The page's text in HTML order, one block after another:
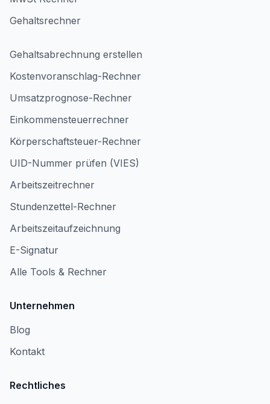
Gehaltsrechner
Gehaltsabrechnung erstellen
Kostenvoranschlag-Rechner
Umsatzprognose-Rechner
Einkommensteuerrechner
Körperschaftsteuer-Rechner
UID-Nummer prüfen (VIES)
Arbeitszeitrechner
Stundenzettel-Rechner
Arbeitszeitaufzeichnung
E-Signatur
Alle Tools & Rechner
Unternehmen
Blog
Kontakt
Rechtliches